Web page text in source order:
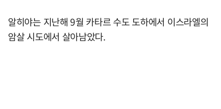
알히야는 지난해 9월 카타르 수도 도하에서 이스라엘의
암살 시도에서 살아남았다.